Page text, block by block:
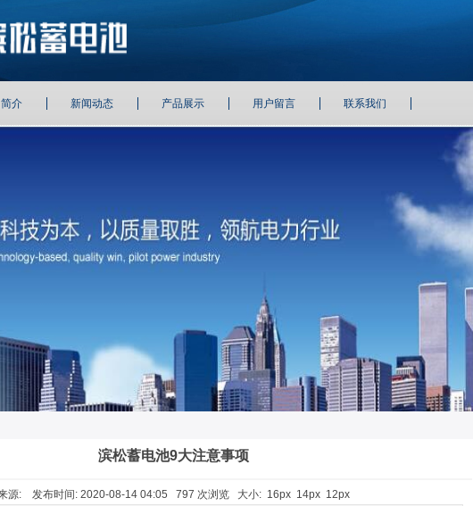
介 新闻动态 产品展示 用户留言 联系我们
滨松蓄电池9大注意事项
源: 发布时间: 2020-08-14 04:05 797 次浏览 大小: 16px 14px 12px